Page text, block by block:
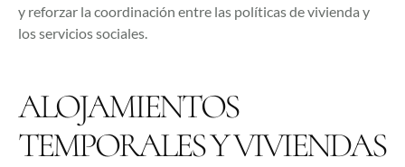
y reforzar la coordinación entre las políticas de vivienda y
los servicios sociales.
ALOJAMIENTOS
TEMPORALES Y VIVIENDAS